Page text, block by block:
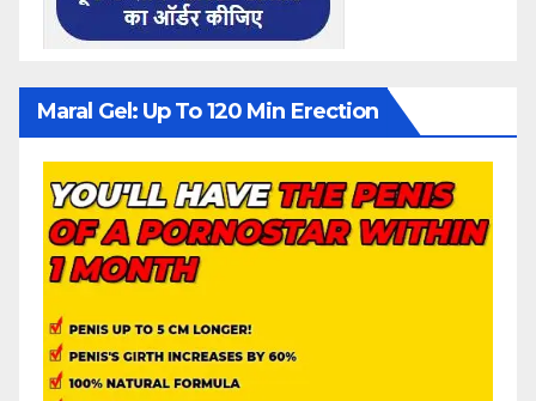
Maral Gel: Up To 120 Min Erection